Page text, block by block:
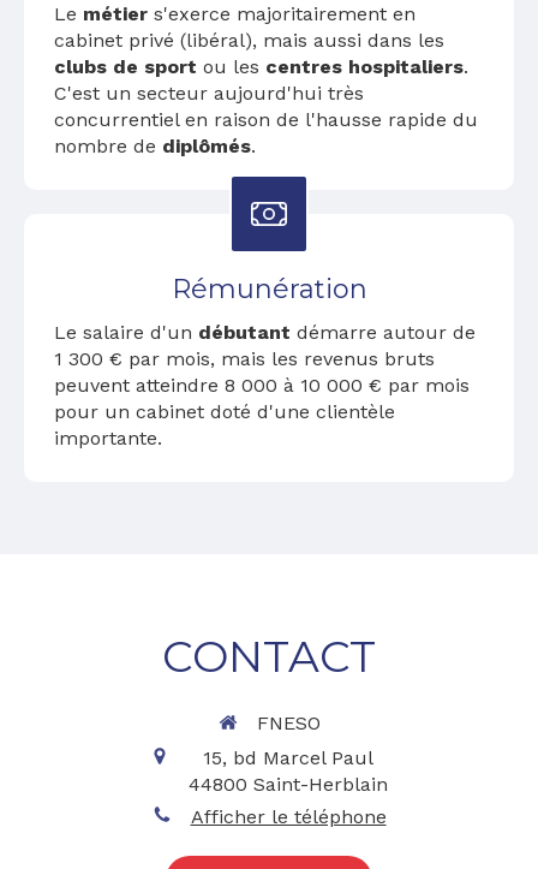
Le métier s'exerce majoritairement en
cabinet privé (libéral), mais aussi dans les
clubs de sport ou les centres hospitaliers.
C'est un secteur aujourd'hui très
concurrentiel en raison de l'hausse rapide du
nombre de diplômés.
Rémunération
Le salaire d'un débutant démarre autour de
1 300 € par mois, mais les revenus bruts
peuvent atteindre 8 000 à 10 000 € par mois
pour un cabinet doté d'une clientèle
importante.
CONTACT
FNESO
15, bd Marcel Paul
44800 Saint-Herblain
Afficher le téléphone